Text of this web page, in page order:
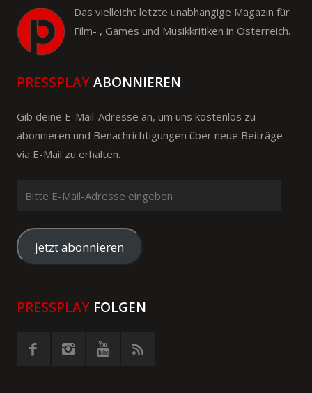
Das vielleicht letzte unabhängige Magazin für
Film- , Games und Musikkritiken in Österreich.
PRESSPLAYABONNIEREN
Gib deine E-Mail-Adresse an, um uns kostenlos zu
abonnieren und Benachrichtigungen über neue Beiträge
via E-Mail zu erhalten.
Mail-
Adresse
eingeben
jetzt abonnieren
PRESSPLAY FOLGEN